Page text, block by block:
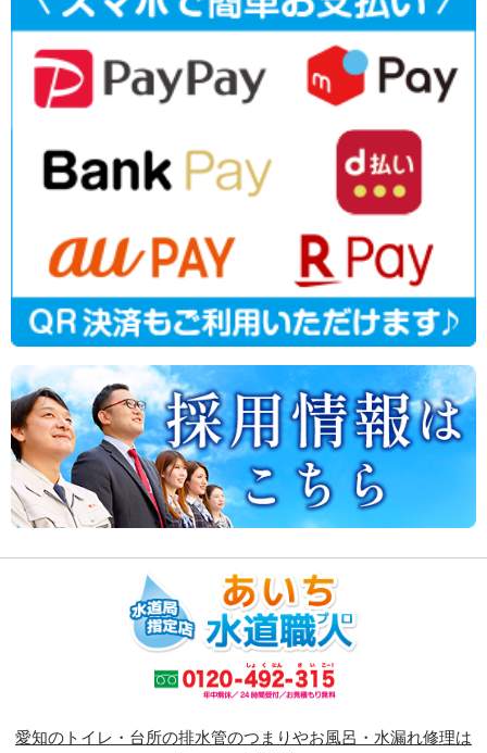
愛知のトイレ・台所の排水管のつまりやお風呂・水漏れ修理は